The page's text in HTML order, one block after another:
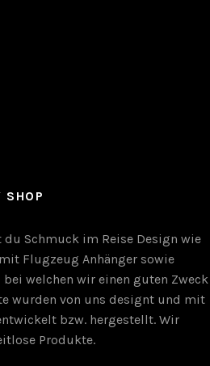
SHOP
Schmuck im Reise Design wie
Flugzeug Anhänger sowie
bei welchen wir einen guten Zweck
wurden von uns designt und mit
bzw. hergestellt. Wir
Produkte.